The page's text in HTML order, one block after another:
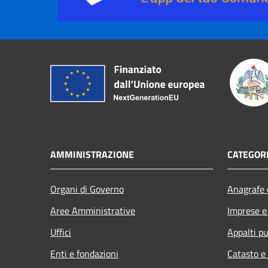
AMMINISTRAZIONE
Organi di Governo
Aree Amministrative
Uffici
Enti e fondazioni
Imprese
Appalti
Catasto